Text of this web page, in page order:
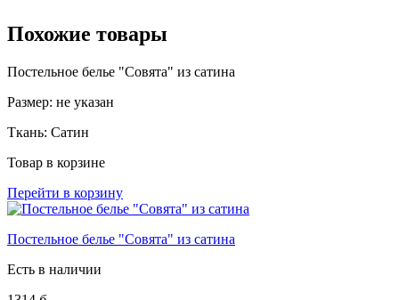
Похожие товары
Постельное белье "Совята" из сатина
Размер: не указан
Ткань: Сатин
Товар в корзине
Перейти в корзину
Постельное белье "Совята" из сатина
Есть в наличии